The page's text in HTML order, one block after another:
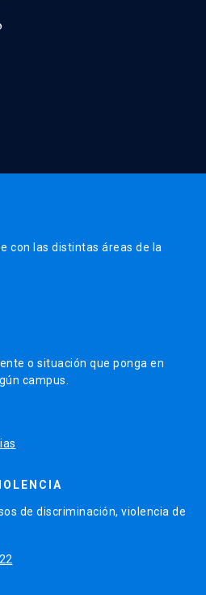
con las distintas áreas de la
o situación que ponga en
campus.
de discriminación, violencia de